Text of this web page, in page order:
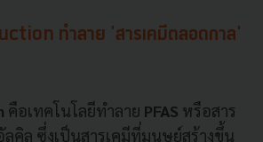
ทำลาย 'สารเคมีตลอดกาล'
คือเทคโนโลยีทำลาย PFAS หรือสาร
คิล ซึ่งเป็นสารเคมีที่มนุษย์สร้างขึ้น